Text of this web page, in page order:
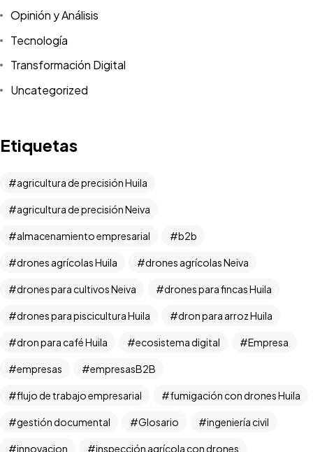
Opinión y Análisis
Tecnología
Transformación Digital
Uncategorized
Etiquetas
agricultura de precisión Huila
agricultura de precisión Neiva
almacenamiento empresarial b2b
drones agrícolas Huila drones agrícolas Neiva
drones para cultivos Neiva drones para fincas Huila
drones para piscicultura Huila dron para arroz Huila
dron para café Huila ecosistema digital Empresa
empresas empresasB2B
flujo de trabajo empresarial fumigación con drones Huila
gestión documental Glosario ingeniería civil
innovacion inspección agrícola con drones
Versión PDF
Offline